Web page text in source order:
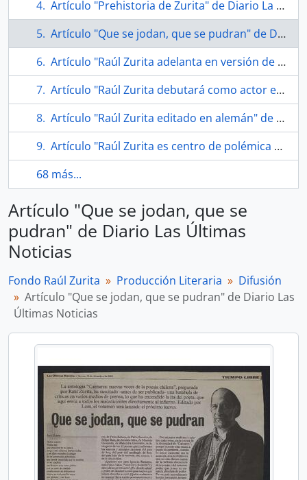
Artículo "Prehistoria de Zurita" de Diario La Nación
Artículo "Que se jodan, que se pudran" de Diario Las Últimas Noticias
Artículo "Raúl Zurita adelanta en versión de cartón su esperada última obra" de Diario La Nación
Artículo "Raúl Zurita debutará como actor en febrero en el Teatro Municipal de Viña del Mar" de Diario La Segunda
Artículo "Raúl Zurita editado en alemán" de Diario La Época
Artículo "Raúl Zurita es centro de polémica por nueva antología poética" de Diario La Tercera
68 más...
Artículo "Que se jodan, que se
pudran" de Diario Las Últimas
Noticias
Fondo Raúl Zurita Producción Literaria
Difusión
Artículo "Que se jodan, que se pudran" de Diario Las
Últimas Noticias